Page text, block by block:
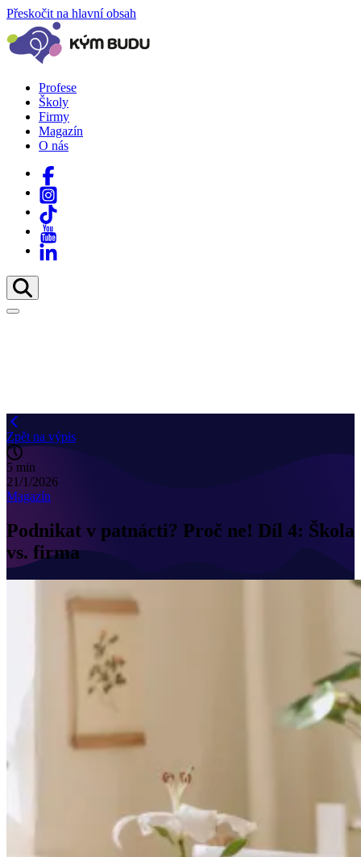
Přeskočit na hlavní obsah
Profese
Školy
Firmy
Magazín
O nás
Zpět na výpis
5 min
21/1/2026
Magazín
Podnikat v patnácti? Proč ne! Díl 4: Škola
vs. firma